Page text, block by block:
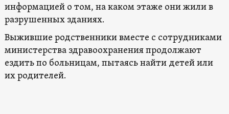
информацией о том, на каком этаже они жили в
разрушенных зданиях.
Выжившие родственники вместе с сотрудниками
министерства здравоохранения продолжают
ездить по больницам, пытаясь найти детей или
их родителей.